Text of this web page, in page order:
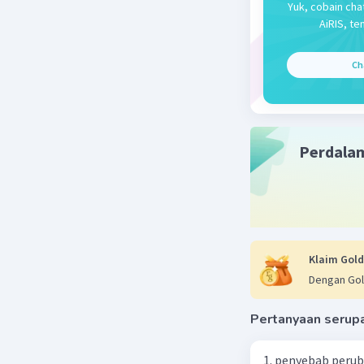
Diagonal
Dengan
Beri
Yuk, cobain
AiRIS,
Klaim
Dengan
Pertanyaan
1. penyebab